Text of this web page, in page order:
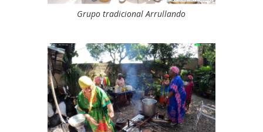
Grupo tradicional Arrullando